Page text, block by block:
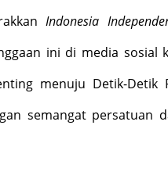
Indonesia
ini di media sosial
menuju Detik-Detik
semangat persatuan